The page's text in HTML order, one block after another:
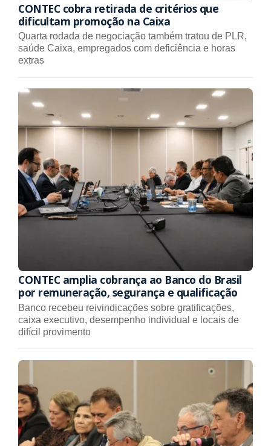
CONTEC cobra retirada de critérios que
dificultam promoção na Caixa
Quarta rodada de negociação também tratou de PLR,
saúde Caixa, empregados com deficiência e horas
extras
CONTEC amplia cobrança ao Banco do Brasil
por remuneração, segurança e qualificação
Banco recebeu reivindicações sobre gratificações,
caixa executivo, desempenho individual e locais de
difícil provimento